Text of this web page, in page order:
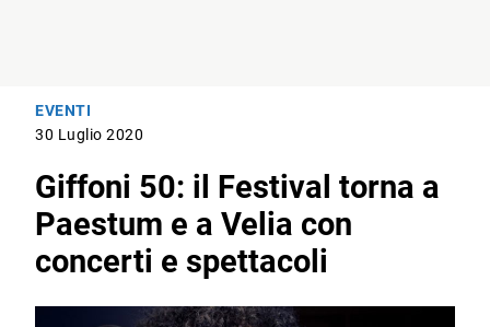
EVENTI
30 Luglio 2020
Giffoni 50: il Festival torna a
Paestum e a Velia con
concerti e spettacoli